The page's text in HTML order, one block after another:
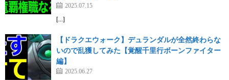
2025.07.15
[…]
【ドラクエウォーク】デュランダルが全然終わらな
いので乱獲してみた【覚醒千里行ボーンファイター
編】
2025.06.27